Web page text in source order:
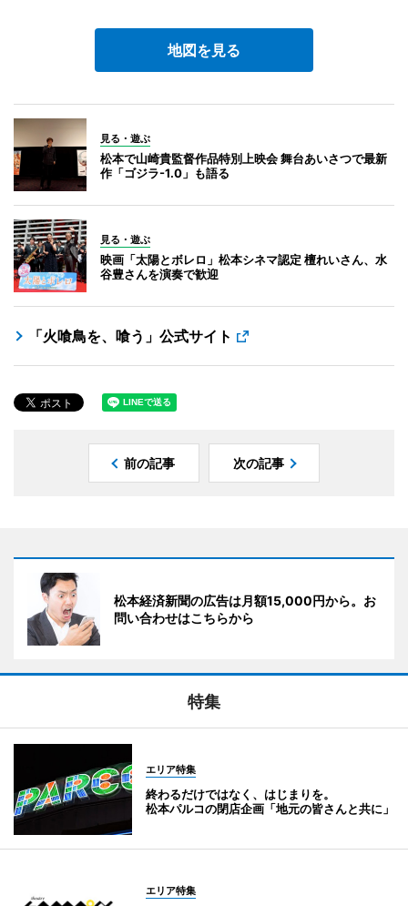
地図を見る
見る・遊ぶ
松本で山崎貴監督作品特別上映会 舞台あいさつで最新
作「ゴジラ-1.0」も語る
見る・遊ぶ
映画「太陽とボレロ」松本シネマ認定 檀れいさん、水
谷豊さんを演奏で歓迎
「火喰鳥を、喰う」公式サイト
前の記事 次の記事
松本経済新聞の広告は月額15,000円から。お
問い合わせはこちらから
特集
エリア特集
終わるだけではなく、はじまりを。
松本パルコの閉店企画「地元の皆さんと共に」
エリア特集